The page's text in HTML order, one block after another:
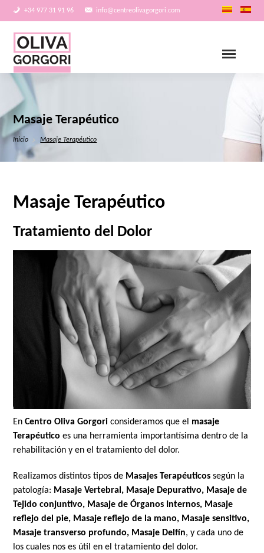
+34 977 31 91 96 info@centreolivagorgori.com
Masaje Terapéutico
Inicio Masaje Terapéutico
Masaje Terapéutico
Tratamiento del Dolor
EnCentro Oliva Gorgori consideramos que el masaje
Terapéutico es una herramienta importantísima dentro de la
rehabilitación y en el tratamiento del dolor.
Realizamos distintos tipos de Masajes Terapéuticos según la
patología: Masaje Vertebral, Masaje Depurativo, Masaje de
Tejido conjuntivo, Masaje de Órganos Internos, Masaje
reflejo del pie, Masaje reflejo de la mano, Masaje sensitivo,
Masaje transverso profundo, Masaje Delfín, y cada uno de
los cuales nos es útil en el tratamiento del dolor.